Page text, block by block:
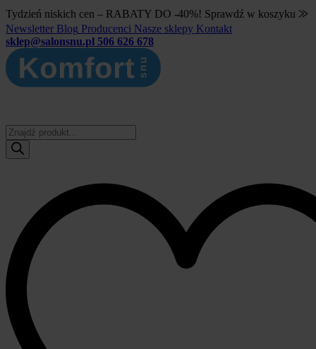
Tydzień niskich cen – RABATY DO -40%! Sprawdź w koszyku ⨠
Newsletter Blog Producenci Nasze sklepy Kontakt
sklep@salonsnu.pl 506 626 678
Wyszukiwarka
produktów